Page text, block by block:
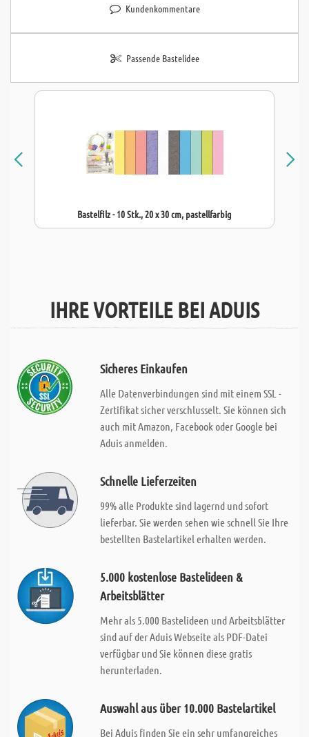
Kundenkommentare
Passende Bastelidee
Bastelfilz - 10 Stk., 20 x 30 cm, pastellfarbig
IHRE VORTEILE BEI ADUIS
Sicheres Einkaufen
Alle Datenverbindungen sind mit einem SSL -
Zertifikat sicher verschlusselt. Sie können sich
auch mit Amazon, Facebook oder Google bei
Aduis anmelden.
Schnelle Lieferzeiten
99% alle Produkte sind lagernd und sofort
lieferbar. Sie werden sehen wie schnell Sie Ihre
bestellten Bastelartikel erhalten werden.
5.000 kostenlose Bastelideen &
Arbeitsblätter
Mehr als 5.000 Bastelideen und Arbeitsblätter
sind auf der Aduis Webseite als PDF-Datei
verfügbar und Sie können diese gratis
herunterladen.
Auswahl aus über 10.000 Bastelartikel
Bei Aduis finden Sie ein sehr umfangreiches